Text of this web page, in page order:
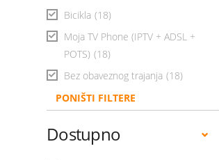
Bicikla (18)
Moja TV Phone (IPTV + ADSL +
POTS) (18)
Bez obaveznog trajanja (18)
PONIŠTI FILTERE
Dostupno